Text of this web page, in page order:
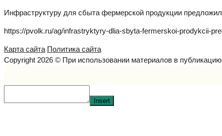
Инфраструктуру для сбыта фермерской продукции
https://pvolk.ru/ag/infrastryktyry-dlia-sbyta-fermerskoi-prodykcii-
Карта сайта Политика сайта
Copyright 2026 © При использовании материалов в
Insert